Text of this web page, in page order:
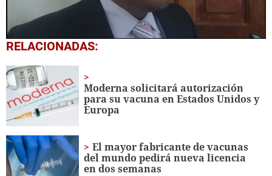
0
seconds
48
seconds
RELACIONADAS:
Moderna solicitará autorización
para su vacuna en Estados Unidos y
Europa
El mayor fabricante de vacunas
del mundo pedirá nueva licencia
en dos semanas